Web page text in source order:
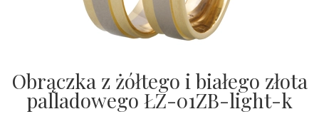
Obrączka z żółtego i białego złota
palladowego ŁZ-01ZB-light-k